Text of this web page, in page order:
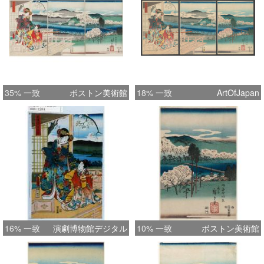
35% 一致 ボストン美術館 18% 一致 ArtOfJapan
16% 一致 演劇博物館デジタル 10% 一致 ボストン美術館